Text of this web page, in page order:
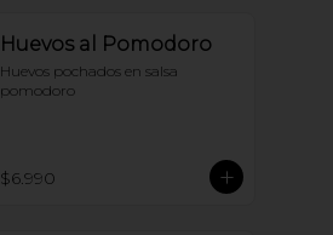
Huevos al Pomodoro
Huevos pochados en salsa
pomodoro
$6.990